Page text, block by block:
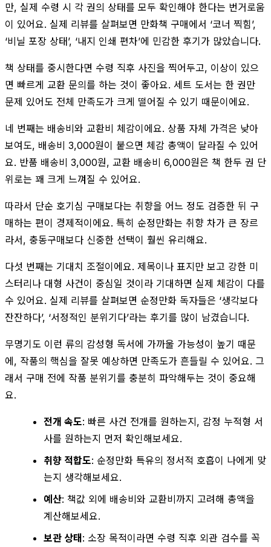
만, 실제 수령 시 각 권의 상태를 모두 확인해야 한다는 번거로움
이 있어요. 실제 리뷰를 살펴보면 만화책 구매에서 ‘코너 찍힘’,
‘비닐 포장 상태’, ‘내지 인쇄 편차’에 민감한 후기가 많았습니다.
책 상태를 중시한다면 수령 직후 사진을 찍어두고, 이상이 있으
면 빠르게 교환 문의를 하는 것이 좋아요. 세트 도서는 한 권만
문제 있어도 전체 만족도가 크게 떨어질 수 있기 때문이에요.
네 번째는 배송비와 교환비 체감이에요. 상품 자체 가격은 낮아
보여도, 배송비 3,000원이 붙으면 체감 총액이 달라질 수 있어
요. 반품 배송비 3,000원, 교환 배송비 6,000원은 책 한두 권 단
위로는 꽤 크게 느껴질 수 있어요.
따라서 단순 호기심 구매보다는 취향을 어느 정도 검증한 뒤 구
매하는 편이 경제적이에요. 특히 순정만화는 취향 차가 큰 장르
라서, 충동구매보다 신중한 선택이 훨씬 유리해요.
다섯 번째는 기대치 조절이에요. 제목이나 표지만 보고 강한 미
스터리나 대형 사건이 중심일 것이라 기대하면 실제 체감이 다를
수 있어요. 실제 리뷰를 살펴보면 순정만화 독자들은 ‘생각보다
잔잔하다’, ‘서정적인 분위기다’라는 후기를 많이 남겼습니다.
무명기도 이런 류의 감성형 독서에 가까울 가능성이 높기 때문
에, 작품의 핵심을 잘못 예상하면 만족도가 흔들릴 수 있어요. 그
래서 구매 전에 작품 분위기를 충분히 파악해두는 것이 중요해
요.
전개 속도: 빠른 사건 전개를 원하는지, 감정 누적형 서
사를 원하는지 먼저 확인해보세요.
취향 적합도: 순정만화 특유의 정서적 호흡이 나에게 맞
는지 생각해보세요.
예산: 책값 외에 배송비와 교환비까지 고려해 총액을
계산해보세요.
보관 상태: 소장 목적이라면 수령 직후 외관 검수를 꼭